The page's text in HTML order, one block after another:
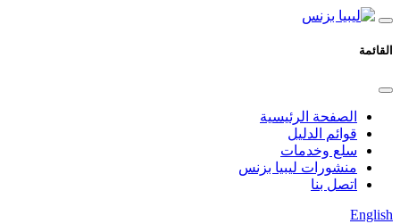
القائمة
الصفحة الرئيسية
قوائم الدليل
سلع وخدمات
منشورات ليبيا بزنس
اتصل بنا
English